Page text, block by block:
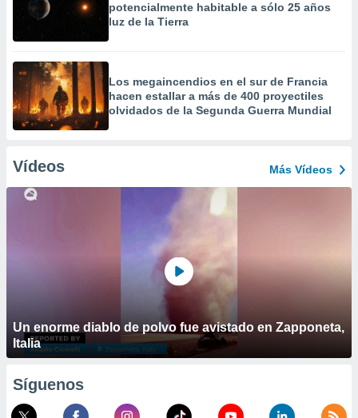
potencialmente habitable a sólo 25 años
luz de la Tierra
Los megaincendios en el sur de Francia
hacen estallar a más de 400 proyectiles
olvidados de la Segunda Guerra Mundial
Vídeos Más Vídeos
Un enorme diablo de polvo fue avistado en Zapponeta,
Italia
Síguenos